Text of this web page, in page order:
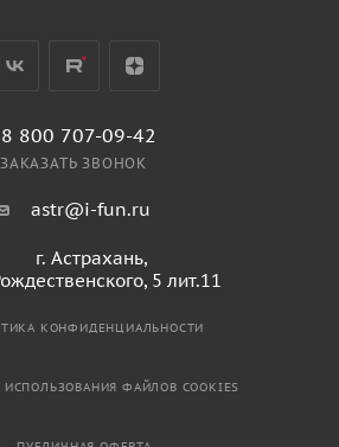
8 800 707-09-42
ЗАКАЗАТЬ ЗВОНОК
astr@i-fun.ru
г. Астрахань,
5 лит.11
КОНФИДЕНЦИАЛЬНОСТИ
ФАЙЛОВ COOKIES